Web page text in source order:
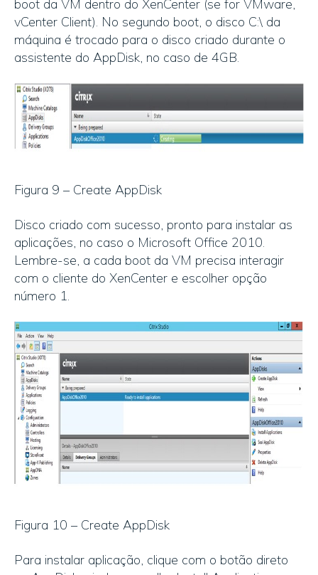
boot da VM dentro do XenCenter (se for VMware,
vCenter Client). No segundo boot, o disco C:\ da
máquina é trocado para o disco criado durante o
assistente do AppDisk, no caso de 4GB.
Figura 9 – Create AppDisk
Disco criado com sucesso, pronto para instalar as
aplicações, no caso o Microsoft Office 2010.
Lembre-se, a cada boot da VM precisa interagir
com o cliente do XenCenter e escolher opção
número 1.
Figura 10 – Create AppDisk
Para instalar aplicação, clique com o botão direto